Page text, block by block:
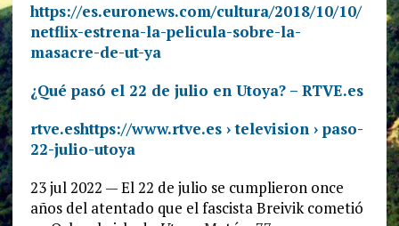
https://es.euronews.com/cultura/2018/10/10/
netflix-estrena-la-pelicula-sobre-la-
masacre-de-ut-ya
¿Qué pasó el 22 de julio en Utoya? – RTVE.es
rtve.eshttps://www.rtve.es › television › paso-
22-julio-utoya
23 jul 2022 — El 22 de julio se cumplieron once
años del atentado que el fascista Breivik cometió